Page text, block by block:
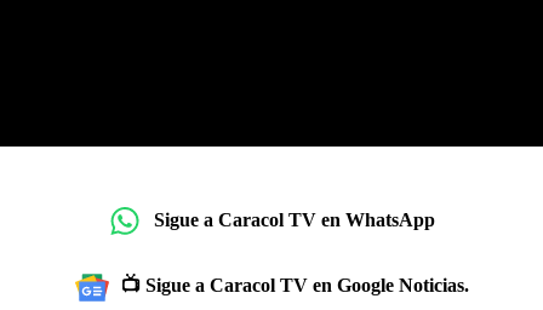
Sigue a Caracol TV en WhatsApp
📺 Sigue a Caracol TV en Google Noticias.